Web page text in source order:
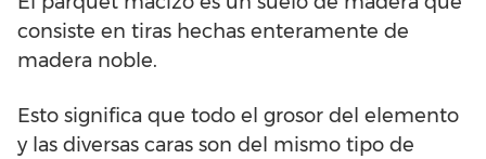
consiste en tiras hechas enteramente de
madera noble.
Esto significa que todo el grosor del elemento
y las diversas caras son del mismo tipo de